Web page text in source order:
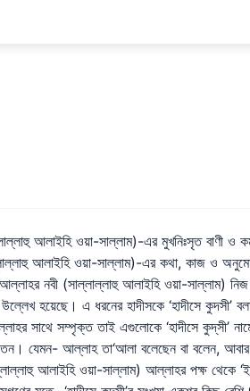
(রদ্বিয়াল্লাহু আনহু) থেকে সংগ্রহ করেছেন] ৪. রাসূলুল্লাহ (সাল্লাল্লাহু আলাইহি ওয়া-সাল্লাম) বলেছেন— সুমহান আল্লাহ্‌ বলেন, ’আমি আল্লাহ্‌, আমি ছাড়া আর কোন উপাস্য নেই, এ আমার উক্তি; এটা যে স্বীকার করে তাকে আমি আমার বেহেশতে প্রবেশ করাই, আর আমি যাকে আমার বেহেশতে প্রবেশ করাই, নিশ্চয়ই সে আমার শাস্তি থেকে নিরাপদ হয়। কুরআন আমার বাণী, আর আমার কাছ থেকে তা নাযিল হয়েছে।” [খতীব এ হাদীসটি হযরত ইবনে আব্বাস (রদ্বিয়াল্লাহু আনহু) থেকে সংগ্রহ করেছেন] ভয় ও উপাসনা একমাত্র আল্লাহর জন্য: ৫. রাসূলুল্লাহ (সাল্লাল্লাহু আলাইহি ওয়া-সাল্লাম) বলেছেন- সুমহান আল্লাহ্‌ বলেছেন, “নিশ্চয়ই আমি এবং জিন ও মানব জাতি এক মহাপরিস্থিতিতে অবস্থান করছি। তাদেরকে আমি সৃষ্টি করি, আর তারা অন্যের উপাসনা করে, তাদেরকে আমি জিবিকা দেই, আর তারা অন্যের শুকরিয়া জ্ঞাপন করে।” [এ হাদীসটি হযরত আবুদ দারদ (রদ্বিয়াল্লাহু আনহু) থেকে হাকেম ও তিরমিযী সংগ্রহ করেছেন] ৬. রাসূলুল্লাহ (সাল্লাল্লাহু আলাইহি ওয়া-সাল্লাম) বলেছেন- তোমাদের প্রভূ বলেছেন, “সকলে আমাকেই ভয় করবে। কারণ, আমিই এর যোগ্য; এতএব আমার সাথে আর কাউকেও যেন উপাস্য স্থির করা না হয়। অনন্তর যে আমার সাথে আর কাউকেও উপাস্য স্থির করবে না, তাকে আমি ক্ষমা করে দেয়া কর্তব্য মনে করি।” [আহমদ ও তিরমিযী এ হাদীসটি হযরত আনাস (রদ্বিয়াল্লাহু আনহু) থেকে সংগ্রহ করেছেন] ৭. রাসূলুল্লাহ (সাল্লাল্লাহু আলাইহি ওয়া-সাল্লাম) বলেছেন- তোমাদের প্রতিপালক বলেছেন, “আমার বান্দারা যদি পুরোপুরি আমার অনুগত হত, তবে নিশ্চয়ই আমি তাদেরকে রাতে বৃষ্টিদান করতাম, তাদের জন্য দিনে রোদ উঠাতা এবং তাদেরকে বজ্র ধ্বনি শুনাতাম না।” [আহমদ ও হাকেম এ হাদীসটি হযরত আবু হুরায়রা (রদ্বিয়াল্লাহু আনহু) থেকে সংগ্রহ করেছেন] লা ইলাহা ইল্লাল্লাহর মহিমা: ৮. রাসূলুল্লাহ (সাল্লাল্লাহু আলাইহি ওয়া-সাল্লাম) বলেছেন— মহান ও পরাক্রমশালী আল্লাহ বলেন, ’লা-ইলাহা ইল্লাল্লাহর সম্প্রদায়কে আমার আরশের ছায়া তলে স্থান দাও। কারণ, নিশ্চয়ই আমি তাদেরকে ভালবাসি।’ [দায়লামী এ হাদীসটি হযরত আনাস (রদ্বিয়াল্লাহু আনহু) থেকে সংগ্রহ করেছেন] ৯. রাসূলুল্লাহ (সাল্লাল্লাহু আলাইহি ওয়া-সাল্লাম) বলেছেন— কোন মুসলমান বান্দা যখন ‘লা-ইলাহা ইল্লাল্লাহ’ (আল্লাহ ছাড়া কোন মাবুদ নেই) বলে, তখন তা আকাশসমূহ ছেদন করে যায়, এমনকি তা আল্লাহর সম্মুখে গিয়ে পৌছে। আল্লাহ্‌ তখন বলেন, ’স্থির হও’, তখন এটা বলে, ’আমি কিরূপে স্থির হব- আমি যার দ্বারা উচ্চারিত হয়েছি এখনও তাকে মাফ করা হয়নি’। আল্লাহ তখন বলেন, ’আমি তোমাকে সে লোকের জিহ্বা দ্বারা পরিচালিত করিনি যাকে তার আগ মুহূর্তে মাফ করে দেইনি।’ [দায়লামী এ হাদীসটি হযরত আনাস (রদ্বিয়াল্লাহু আনহু) থেকে সংগ্রহ করেছেন শির্‌ক ও তার পরিণতি: ১০. রাসূলুল্লাহ (সাল্লাল্লাহু আলাইহি ওয়া-সাল্লাম) বলেছেন— “মহান আল্লাহ আমার প্রতি এমন কতগুলো প্রত্যাদেশ করেছেন যা আমার কানে